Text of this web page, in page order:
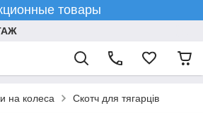
товары
на колеса Скотч для тягарців